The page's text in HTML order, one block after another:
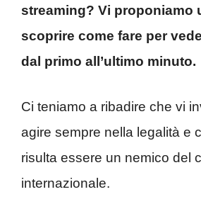
streaming? Vi proponiamo
scoprire come fare per
dal primo all’ultimo minuto.
Ci teniamo a ribadire che vi
agire sempre nella legalità e
risulta essere un nemico del
internazionale.